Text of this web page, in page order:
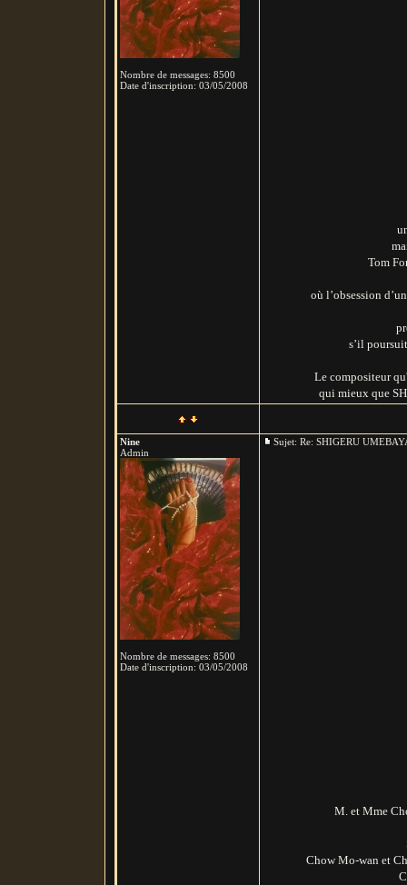
Nombre de messages: 8500
Date d'inscription: 03/05/2008
Tom
où l’obsession
s’il
Le compositeur
qui mieux que
Nine
Admin
Nombre de messages: 8500
Date d'inscription: 03/05/2008
Sujet: Re: SHIGERU
M. et Mme
Chow Mo-wan et